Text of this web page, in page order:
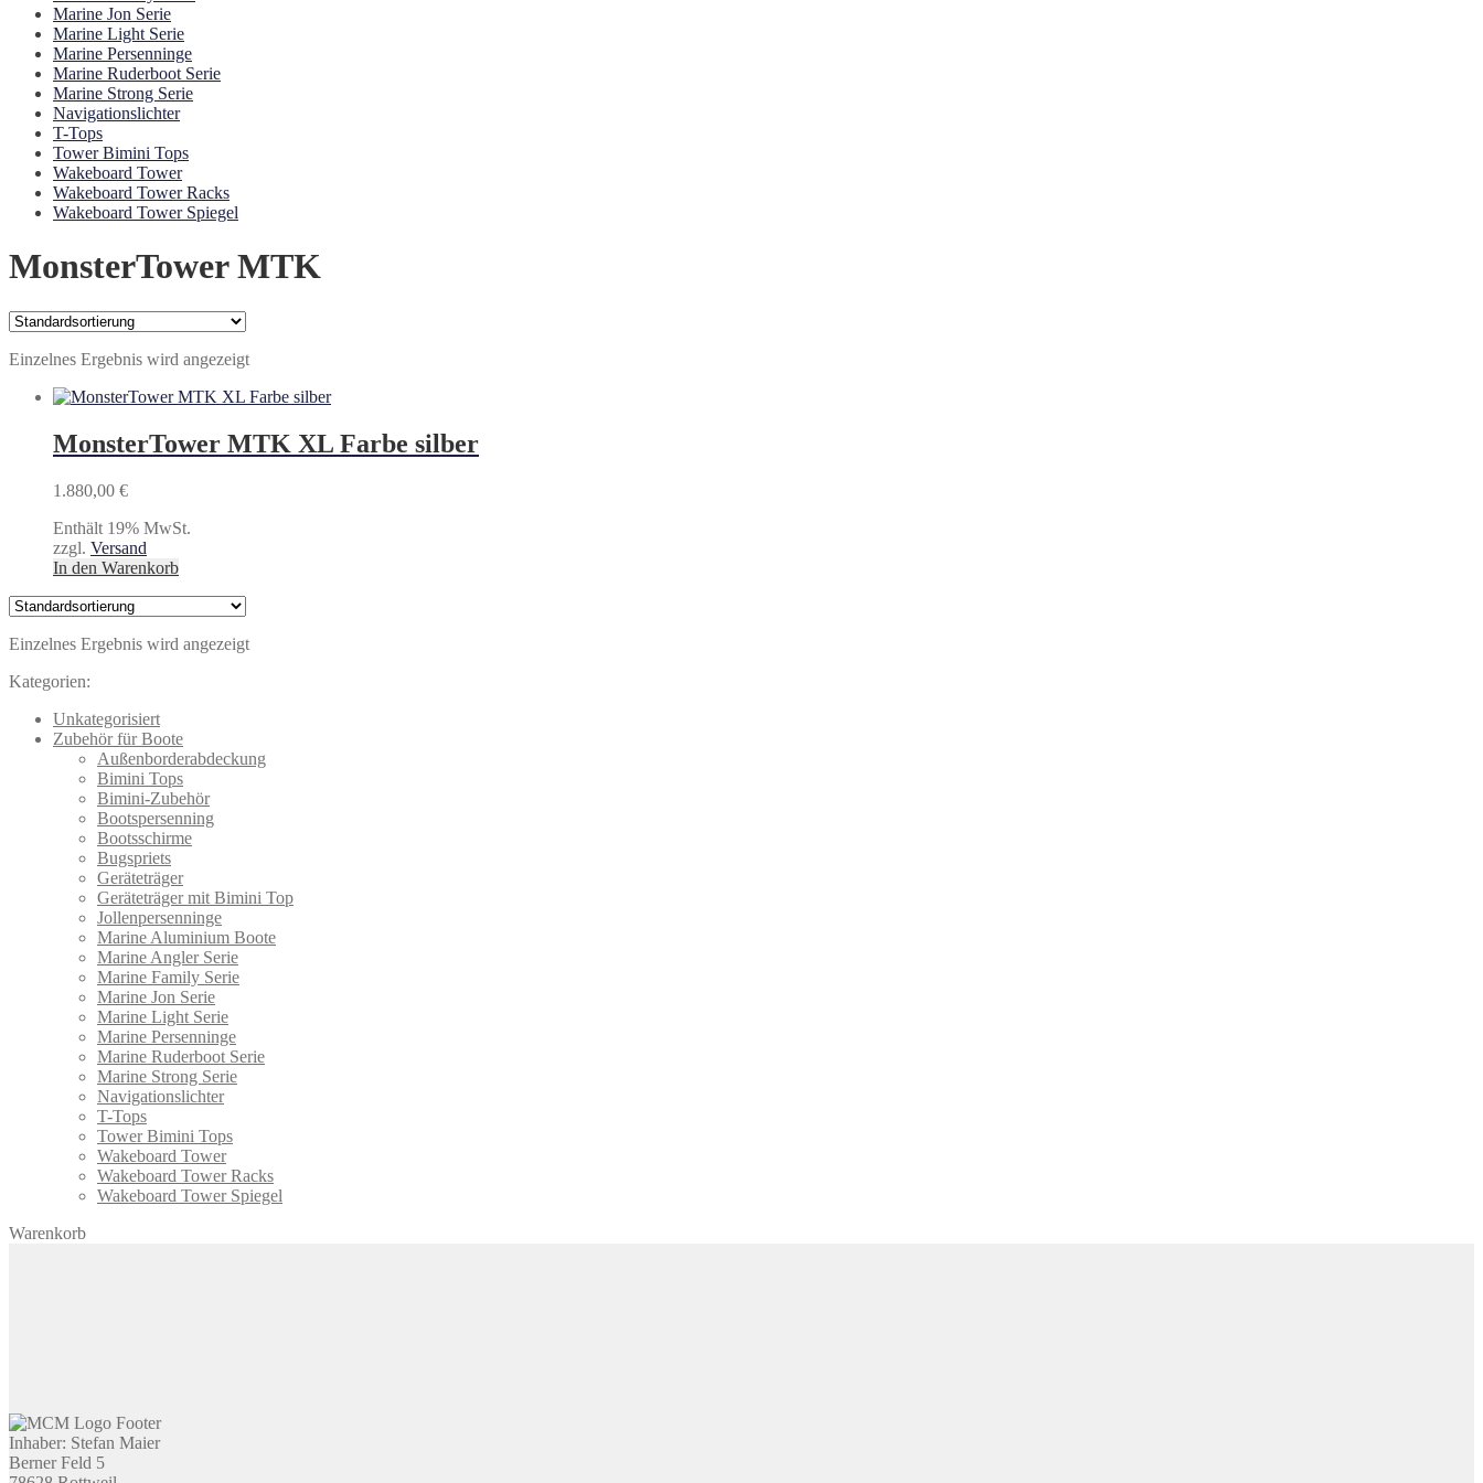
Marine Jon Serie
Marine Light Serie
Marine Persenninge
Marine Ruderboot Serie
Marine Strong Serie
Navigationslichter
T-Tops
Tower Bimini Tops
Wakeboard Tower
Wakeboard Tower Racks
Wakeboard Tower Spiegel
MonsterTower MTK
Einzelnes Ergebnis wird angezeigt
MonsterTower MTK XL Farbe silber
1.880,00 €
Enthält 19% MwSt.
zzgl. Versand
In den Warenkorb
Einzelnes Ergebnis wird angezeigt
Kategorien:
Unkategorisiert
Zubehör für Boote
Außenborderabdeckung
Bimini Tops
Bimini-Zubehör
Bootspersenning
Bootsschirme
Bugspriets
Geräteträger
Geräteträger mit Bimini Top
Jollenpersenninge
Marine Aluminium Boote
Marine Angler Serie
Marine Family Serie
Marine Jon Serie
Marine Light Serie
Marine Persenninge
Marine Ruderboot Serie
Marine Strong Serie
Navigationslichter
T-Tops
Tower Bimini Tops
Wakeboard Tower
Wakeboard Tower Racks
Wakeboard Tower Spiegel
Warenkorb
Inhaber: Stefan Maier
Berner Feld 5